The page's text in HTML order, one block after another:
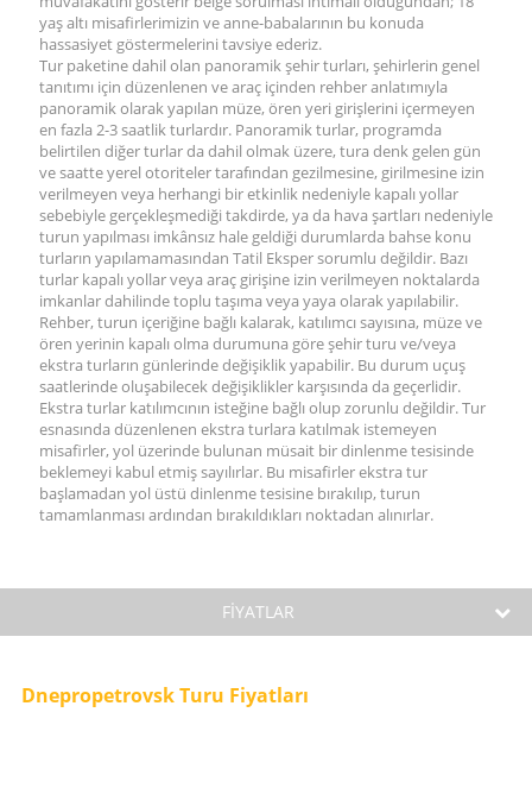
yaş altı misafirlerimizin ve anne-babalarının bu konuda
hassasiyet göstermelerini tavsiye ederiz.
Tur paketine dahil olan panoramik şehir turları, şehirlerin genel
tanıtımı için düzenlenen ve araç içinden rehber anlatımıyla
panoramik olarak yapılan müze, ören yeri girişlerini içermeyen
en fazla 2-3 saatlik turlardır. Panoramik turlar, programda
belirtilen diğer turlar da dahil olmak üzere, tura denk gelen gün
ve saatte yerel otoriteler tarafından gezilmesine, girilmesine izin
verilmeyen veya herhangi bir etkinlik nedeniyle kapalı yollar
sebebiyle gerçekleşmediği takdirde, ya da hava şartları nedeniyle
turun yapılması imkânsız hale geldiği durumlarda bahse konu
turların yapılamamasından Tatil Eksper sorumlu değildir. Bazı
turlar kapalı yollar veya araç girişine izin verilmeyen noktalarda
imkanlar dahilinde toplu taşıma veya yaya olarak yapılabilir.
Rehber, turun içeriğine bağlı kalarak, katılımcı sayısına, müze ve
ören yerinin kapalı olma durumuna göre şehir turu ve/veya
ekstra turların günlerinde değişiklik yapabilir. Bu durum uçuş
saatlerinde oluşabilecek değişiklikler karşısında da geçerlidir.
Ekstra turlar katılımcının isteğine bağlı olup zorunlu değildir. Tur
esnasında düzenlenen ekstra turlara katılmak istemeyen
misafirler, yol üzerinde bulunan müsait bir dinlenme tesisinde
beklemeyi kabul etmiş sayılırlar. Bu misafirler ekstra tur
başlamadan yol üstü dinlenme tesisine bırakılıp, turun
tamamlanması ardından bırakıldıkları noktadan alınırlar.
FİYATLAR
Dnepropetrovsk Turu Fiyatları